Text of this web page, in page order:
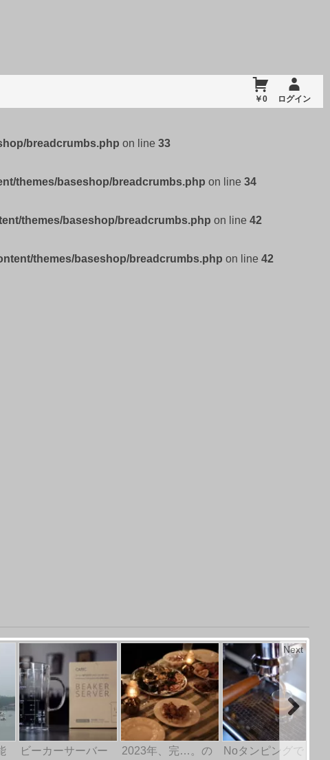
￥0 ログイン
breadcrumbs.php on line 33
themes/baseshop/breadcrumbs.php on line 34
themes/baseshop/breadcrumbs.php on line 42
themes/baseshop/breadcrumbs.php on line 42
ビーカーサーバー
2023年、完…。の
Noタンピングでも
Next